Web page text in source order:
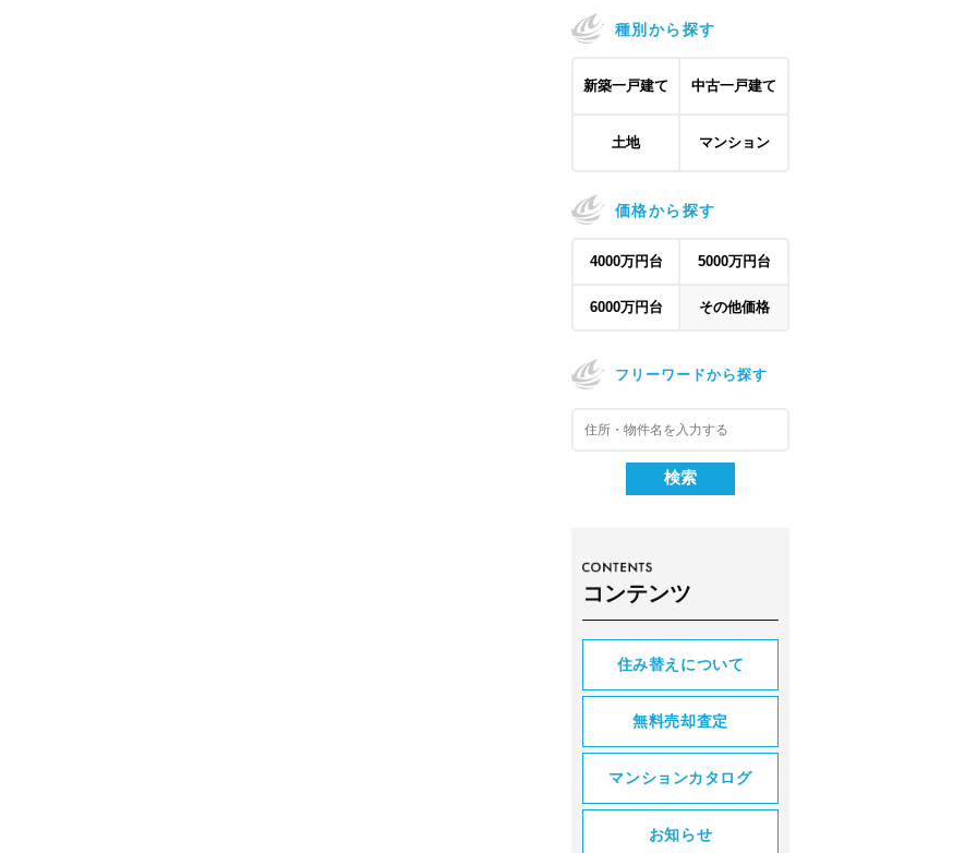
種別から探す
新築一戸建て 中古一戸建て
土地 マンション
価格から探す
4000万円台 5000万円台
6000万円台 その他価格
フリーワードから探す
コンテンツ
住み替えについて
無料売却査定
マンションカタログ
お知らせ